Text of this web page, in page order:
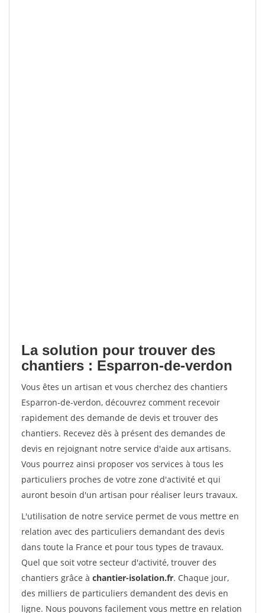
La solution pour trouver des
chantiers : Esparron-de-verdon
Vous êtes un artisan et vous cherchez des chantiers
Esparron-de-verdon, découvrez comment recevoir
rapidement des demande de devis et trouver des
chantiers. Recevez dès à présent des demandes de
devis en rejoignant notre service d'aide aux artisans.
Vous pourrez ainsi proposer vos services à tous les
particuliers proches de votre zone d'activité et qui
auront besoin d'un artisan pour réaliser leurs travaux.
L'utilisation de notre service permet de vous mettre en
relation avec des particuliers demandant des devis
dans toute la France et pour tous types de travaux.
Quel que soit votre secteur d'activité, trouver des
chantiers grâce à chantier-isolation.fr. Chaque jour,
des milliers de particuliers demandent des devis en
ligne. Nous pouvons facilement vous mettre en relation